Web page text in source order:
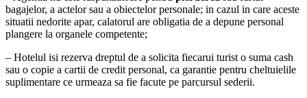
bagajelor, a actelor sau a obiectelor personale; in cazul in care aceste
situatii nedorite apar, calatorul are obligatia de a depune personal
plangere la organele competente;
– Hotelul isi rezerva dreptul de a solicita fiecarui turist o suma cash
sau o copie a cartii de credit personal, ca garantie pentru cheltuielile
suplimentare ce urmeaza sa fie facute pe parcursul sederii.